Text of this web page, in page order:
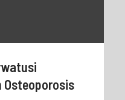
Osteoporosis